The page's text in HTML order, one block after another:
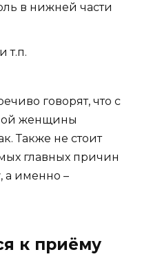
в нижней части
т.п.
говорят, что с
женщины
Также не стоит
главных причин
а именно –
к приёму